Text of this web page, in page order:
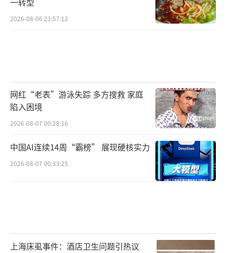
2026-08-06 23:57:12
网红“老表”游泳失踪 多方搜救 家庭
陷入困境
2026-08-07 00:28:16
中国AI连续14周“霸榜” 展现硬核实力
2026-08-07 00:33:25
上海床虱事件：酒店卫生问题引热议